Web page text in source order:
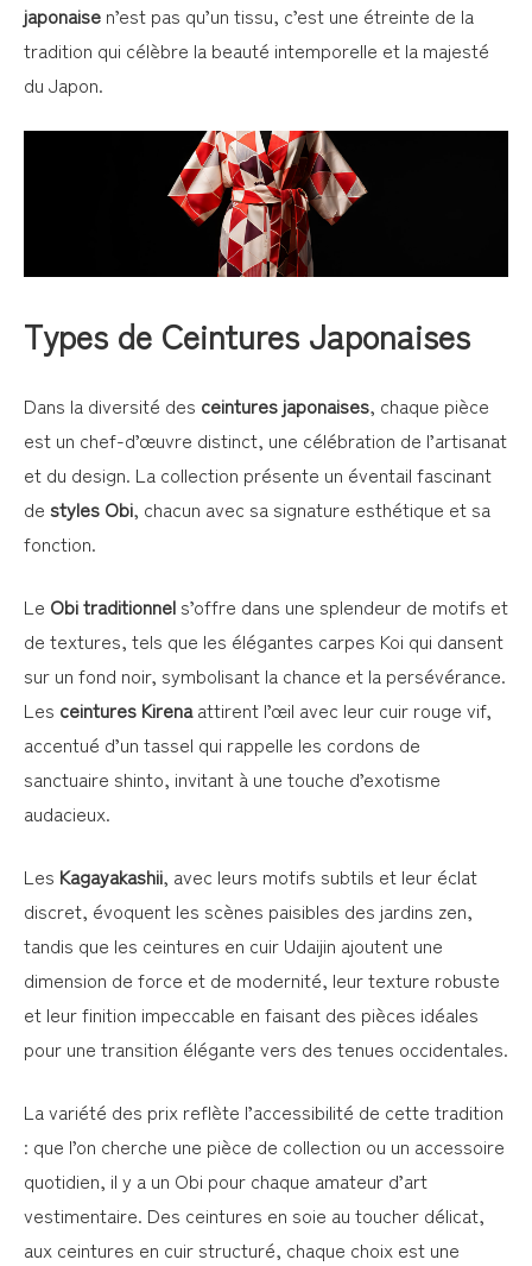
japonaise n’est pas qu’un tissu, c’est une étreinte de la
tradition qui célèbre la beauté intemporelle et la majesté
du Japon.
Types de Ceintures Japonaises
Dans la diversité des ceintures japonaises, chaque pièce
est un chef-d’œuvre distinct, une célébration de l’artisanat
et du design. La collection présente un éventail fascinant
de styles Obi, chacun avec sa signature esthétique et sa
fonction.
Le Obi traditionnels’offre dans une splendeur de motifs et
de textures, tels que les élégantes carpes Koi qui dansent
sur un fond noir, symbolisant la chance et la persévérance.
Les ceintures Kirenaattirent l’œil avec leur cuir rouge vif,
accentué d’un tassel qui rappelle les cordons de
sanctuaire shinto, invitant à une touche d’exotisme
audacieux.
Les Kagayakashii, avec leurs motifs subtils et leur éclat
discret, évoquent les scènes paisibles des jardins zen,
tandis que les ceintures en cuir Udaijin ajoutent une
dimension de force et de modernité, leur texture robuste
et leur finition impeccable en faisant des pièces idéales
pour une transition élégante vers des tenues occidentales.
La variété des prix reflète l’accessibilité de cette tradition
: que l’on cherche une pièce de collection ou un accessoire
quotidien, il y a un Obi pour chaque amateur d’art
vestimentaire. Des ceintures en soie au toucher délicat,
aux ceintures en cuir structuré, chaque choix est une